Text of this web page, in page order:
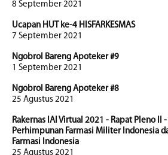
8 September 2021
Ucapan HUT ke-4 HISFARKESMAS
7 September 2021
Ngobrol Bareng Apoteker #9
1 September 2021
Ngobrol Bareng Apoteker #8
25 Agustus 2021
Rakernas IAI Virtual 2021 - Rapat Pleno II
Perhimpunan Farmasi Militer Indonesia
Farmasi Indonesia
25 Agustus 2021